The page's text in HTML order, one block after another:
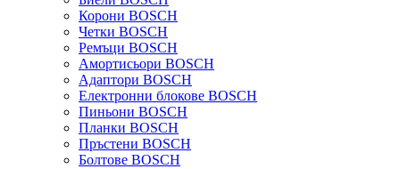
Корони BOSCH
Четки BOSCH
Ремъци BOSCH
Амортисьори BOSCH
Адаптори BOSCH
Електронни блокове BOSCH
Пиньони BOSCH
Планки BOSCH
Пръстени BOSCH
Болтове BOSCH